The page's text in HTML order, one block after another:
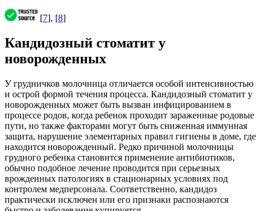
[7], [8]
Кандидозный стоматит у
новорожденных
У грудничков молочница отличается особой интенсивностью
и острой формой течения процесса. Кандидозный стоматит у
новорожденных может быть вызван инфицированием в
процессе родов, когда ребенок проходит зараженные родовые
пути, но также факторами могут быть сниженная иммунная
защита, нарушение элементарных правил гигиены в доме, где
находится новорожденный. Редко причиной молочницы
грудного ребенка становится применение антибиотиков,
обычно подобное лечение проводится при серьезных
врожденных патологиях в стационарных условиях под
контролем медперсонала. Соответственно, кандидоз
практически исключен или его признаки распознаются